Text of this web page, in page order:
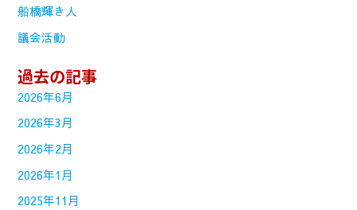
船橋輝き人
議会活動
過去の記事
2026年6月
2026年3月
2026年2月
2026年1月
2025年11月